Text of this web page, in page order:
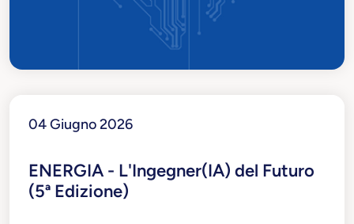
04 Giugno 2026
ENERGIA - L'Ingegner(IA) del Futuro
(5ª Edizione)